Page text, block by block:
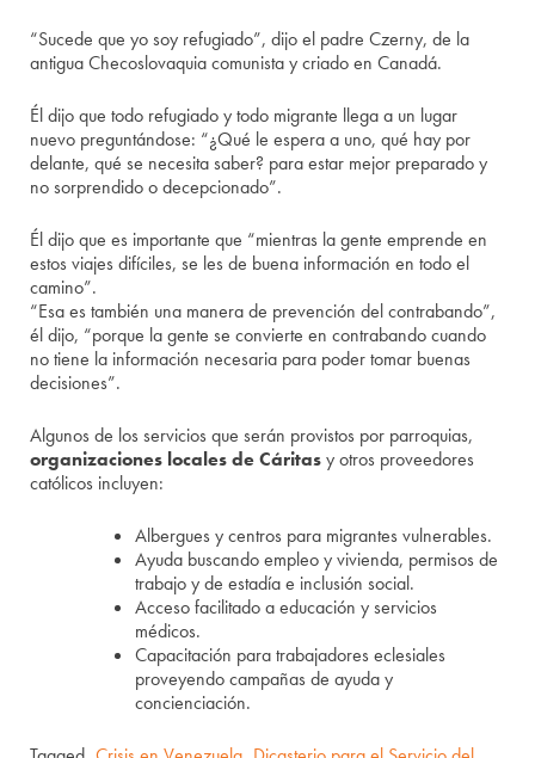
“Sucede que yo soy refugiado”, dijo el padre Czerny, de la
antigua Checoslovaquia comunista y criado en Canadá.
Él dijo que todo refugiado y todo migrante llega a un lugar
nuevo preguntándose: “¿Qué le espera a uno, qué hay por
delante, qué se necesita saber? para estar mejor preparado y
no sorprendido o decepcionado”.
Él dijo que es importante que “mientras la gente emprende en
estos viajes difíciles, se les de buena información en todo el
camino”.
“Esa es también una manera de prevención del contrabando”,
él dijo, “porque la gente se convierte en contrabando cuando
no tiene la información necesaria para poder tomar buenas
decisiones”.
Algunos de los servicios que serán provistos por parroquias,
organizaciones locales de Cáritasy otros proveedores
católicos incluyen:
Albergues y centros para migrantes vulnerables.
Ayuda buscando empleo y vivienda, permisos de
trabajo y de estadía e inclusión social.
Acceso facilitado a educación y servicios
médicos.
Capacitación para trabajadores eclesiales
proveyendo campañas de ayuda y
concienciación.